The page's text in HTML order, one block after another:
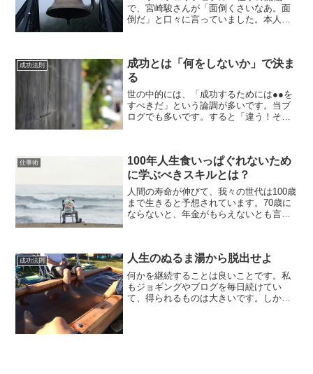
で、宮崎駿さんが「面倒くさいなあ。面
倒だ」と口々に言っていました。本人曰
のような巨匠の方が考...
成功法則
成功とは「何をしないか」で決ま
る
世の中的には、「成功するためには●●を
すべきだ」という論調が多いです。当ブ
ログでも多いです。すると「違う！それ
す。意見はたくさんあって当...
仕事術
100年人生食いっぱぐれないため
に学ぶべきスキルとは？
人間の寿命が伸びて、我々の世代は100歳
まで生きると予想されています。70歳に
ならないと、年金がもらえないとも言わ
のです。ところが、働...
成功法則 人生のぬるま湯から脱出せよ
何かを継続することは良いことです。私
もジョギングやブログを毎日続けてい
て、得られるものは大きいです。しか